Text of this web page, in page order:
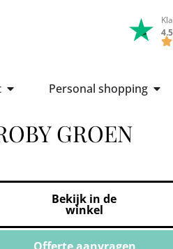
4.5
Personal shopping
GROEN
Bekijk in de
winkel